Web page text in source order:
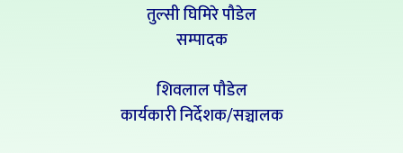
तुल्सी घिमिरे पौडेल
सम्पादक
शिवलाल पौडेल
कार्यकारी निर्देशक/सञ्चालक